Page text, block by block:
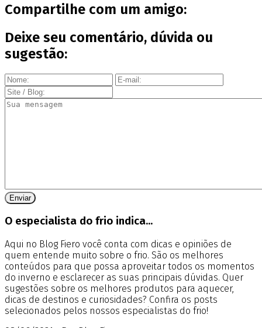
Compartilhe com um amigo:
Deixe seu comentário, dúvida ou
sugestão:
O especialista do frio indica...
Aqui no Blog Fiero você conta com dicas e opiniões de
quem entende muito sobre o frio. São os melhores
conteúdos para que possa aproveitar todos os momentos
do inverno e esclarecer as suas principais dúvidas. Quer
sugestões sobre os melhores produtos para aquecer,
dicas de destinos e curiosidades? Confira os posts
selecionados pelos nossos especialistas do frio!